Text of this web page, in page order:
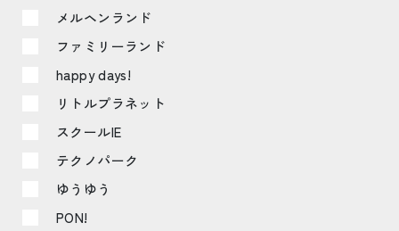
メルヘンランド
ファミリーランド
happy days!
リトルプラネット
スクールIE
テクノパーク
ゆうゆう
PON!